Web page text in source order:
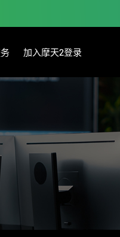
加入摩天2登录